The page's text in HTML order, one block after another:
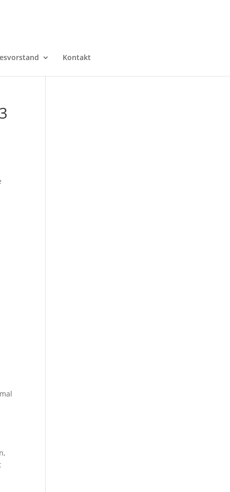
Kontakt